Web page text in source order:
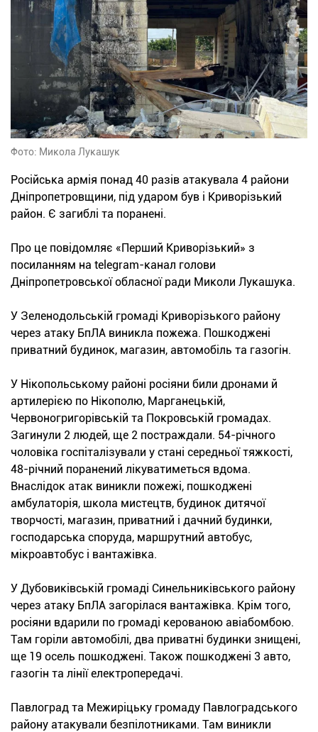
Фото: Микола Лукашук
Російська армія понад 40 разів атакувала 4 райони
Дніпропетровщини, під ударом був і Криворізький
район. Є загиблі та поранені.
Про це повідомляє «Перший Криворізький» з
посиланням на telegram-канал голови
Дніпропетровської обласної ради Миколи Лукашука.
У Зеленодольській громаді Криворізького району
через атаку БпЛА виникла пожежа. Пошкоджені
приватний будинок, магазин, автомобіль та газогін.
У Нікопольському районі росіяни били дронами й
артилерією по Нікополю, Марганецькій,
Червоногригорівській та Покровській громадах.
Загинули 2 людей, ще 2 постраждали. 54-річного
чоловіка госпіталізували у стані середньої тяжкості,
48-річний поранений лікуватиметься вдома.
Внаслідок атак виникли пожежі, пошкоджені
амбулаторія, школа мистецтв, будинок дитячої
творчості, магазин, приватний і дачний будинки,
господарська споруда, маршрутний автобус,
мікроавтобус і вантажівка.
У Дубовиківській громаді Синельниківського району
через атаку БпЛА загорілася вантажівка. Крім того,
росіяни вдарили по громаді керованою авіабомбою.
Там горіли автомобілі, два приватні будинки знищені,
ще 19 осель пошкоджені. Також пошкоджені 3 авто,
газогін та лінії електропередачі.
Павлоград та Межиріцьку громаду Павлоградського
району атакували безпілотниками. Там виникли